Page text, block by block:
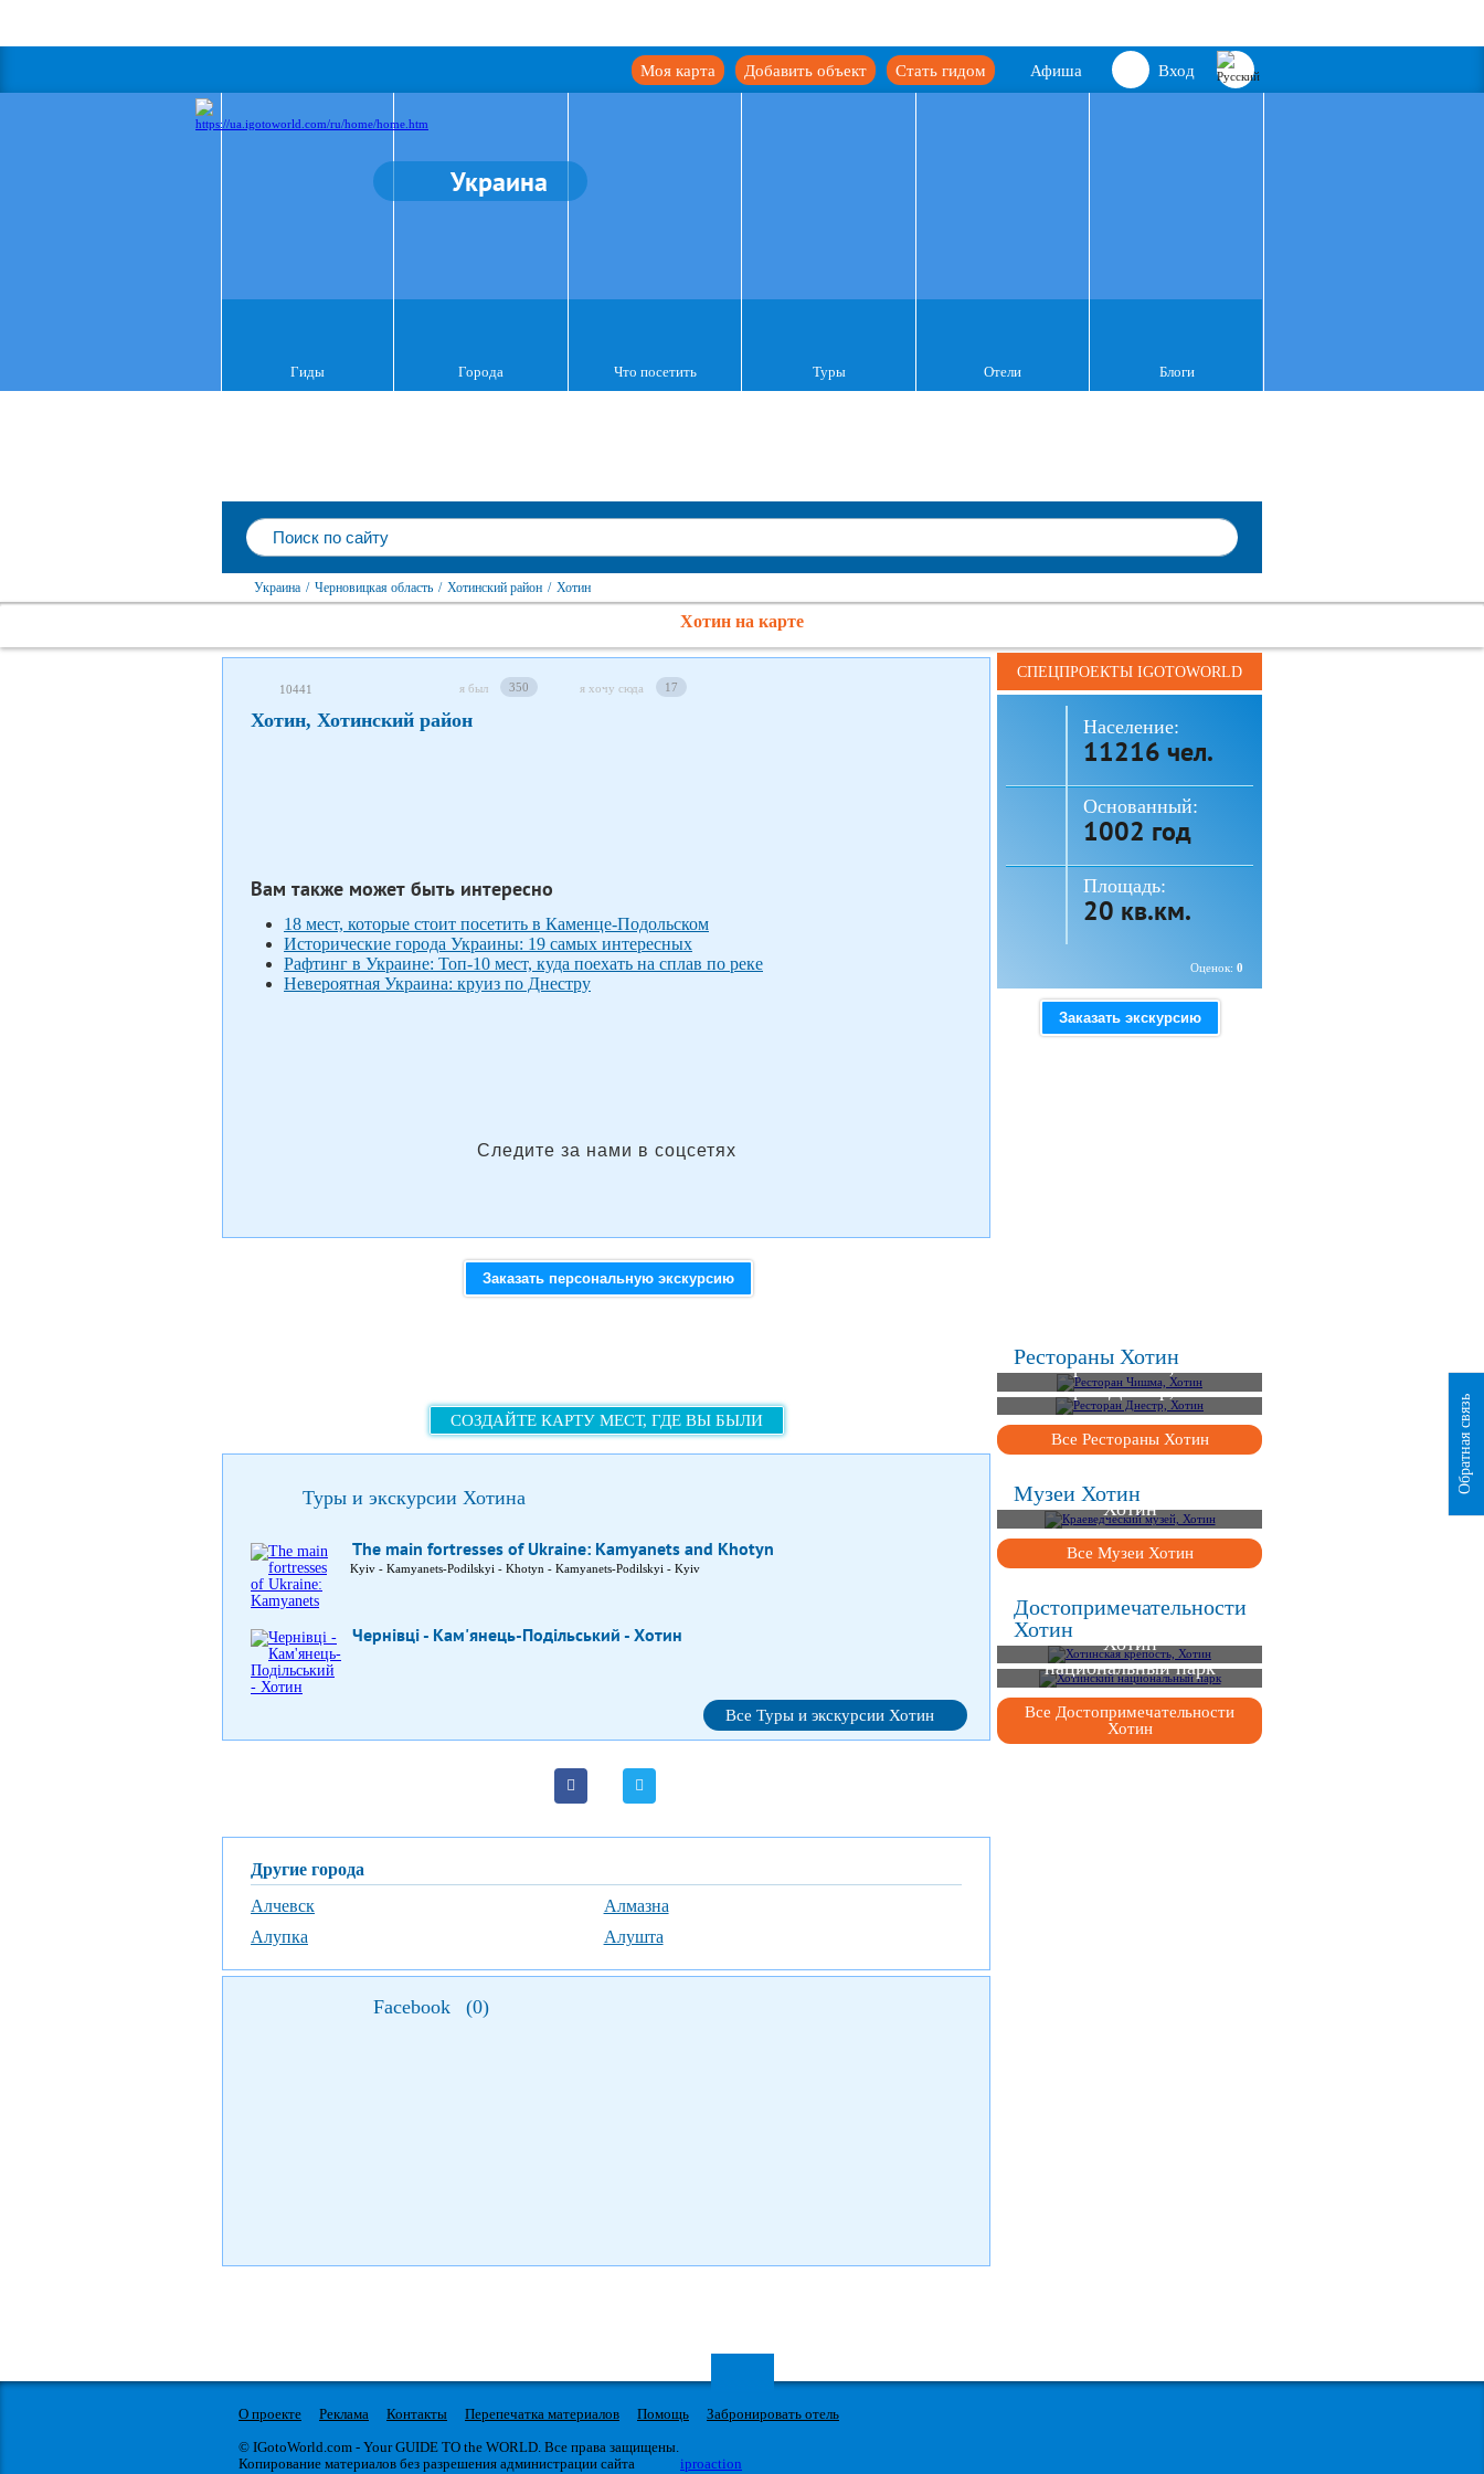
Вход
Афиша
Стать гидом
Добавить объект
Моя карта
Украина
Гиды Города Что посетить Туры Отели Блоги
Украина / Черновицкая область / Хотинский район / Хотин
Хотин на карте
10441 я был 350 я хочу сюда 17
Хотин, Хотинский район
Вам также может быть интересно
18 мест, которые стоит посетить в Каменце-Подольском
Исторические города Украины: 19 самых интересных
Рафтинг в Украине: Топ-10 мест, куда поехать на сплав по реке
Невероятная Украина: круиз по Днестру
Следите за нами в соцсетях
Заказать персональную экскурсию
СОЗДАЙТЕ КАРТУ МЕСТ, ГДЕ ВЫ БЫЛИ
Туры и экскурсии Хотина
The main fortresses of Ukraine: Kamyanets and Khotyn
Kyiv - Kamyanets-Podilskyi - Khotyn - Kamyanets-Podilskyi - Kyiv
Чернівці - Кам'янець-Подільський - Хотин
Все Туры и экскурсии Хотин
Другие города
Алчевск
Алмазна
Алупка
Алушта
Facebook (0)
СПЕЦПРОЕКТЫ IGOTOWORLD
Население:
11216 чел.
Основанный:
1002 год
Площадь:
20 кв.км.
Оценок: 0
Заказать экскурсию
Рестораны Хотин
Ресторан Чишма, Хотин
Ресторан Днестр, Хотин
Все Рестораны Хотин
Музеи Хотин
Краеведческий музей,
Хотин
Все Музеи Хотин
Достопримечательности
Хотин
Хотинская крепость,
Хотин
Хотинский
национальный парк
Все Достопримечательности
Хотин
О проекте Реклама Контакты Перепечатка материалов Помощь
Забронировать отель
© IGotoWorld.com - Your GUIDE TO the WORLD. Все права защищены.
Копирование материалов без разрешения администрации сайта
iproaction
Обратная связь